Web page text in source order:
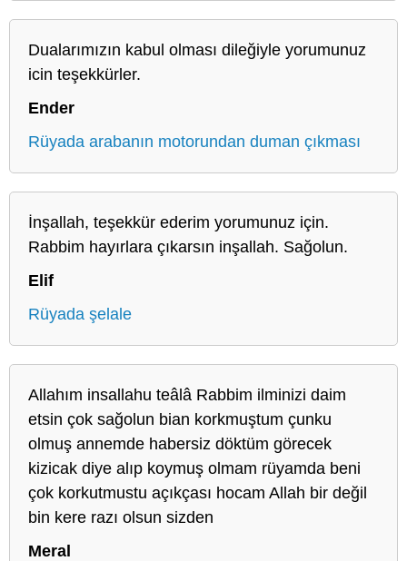
Dualarımızın kabul olması dileğiyle yorumunuz
icin teşekkürler.
Ender
Rüyada arabanın motorundan duman çıkması
İnşallah, teşekkür ederim yorumunuz için.
Rabbim hayırlara çıkarsın inşallah. Sağolun.
Elif
Rüyada şelale
Allahım insallahu teâlâ Rabbim ilminizi daim
etsin çok sağolun bian korkmuştum çunku
olmuş annemde habersiz döktüm görecek
kizicak diye alıp koymuş olmam rüyamda beni
çok korkutmustu açıkçası hocam Allah bir değil
bin kere razı olsun sizden
Meral